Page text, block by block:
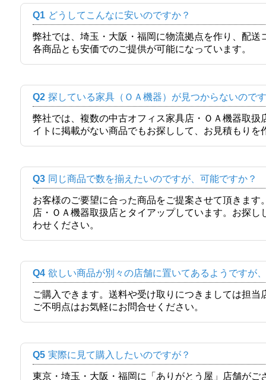
Q1 どうしてこんなに安いのですか？
弊社では、埼玉・大阪・福岡に物流拠点を作り、配
各商品とも安価でのご提供が可能になっています。
Q2 探している家具（ＯＡ機器）が見つからないので
弊社では、複数の中古オフィス家具店・ＯＡ機器取
イトに掲載がない商品でもお探しして、お見積もりを
Q3 同じ商品で数を揃えたいのですが、可能ですか？
お客様のご要望に合った商品をご提案させて頂きま
店・ＯＡ機器取扱店とタイアップしています。お探
わせください。
Q4 欲しい商品が別々の店舗に置いてあるようですが
ご購入できます。送料や受け取りにつきましては担
ご不明点はお気軽にお問合せください。
Q5 実際に見て購入したいのですが？
東京・埼玉・大阪・福岡に「ありがとう屋」店舗が